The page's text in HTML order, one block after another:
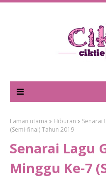
Laman utama Hiburan
Senarai
(Semi-final) Tahun 2019
Senarai Lagu
Minggu Ke-7